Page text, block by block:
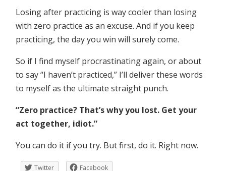
Losing after practicing is way cooler than losing
with zero practice as an excuse. And if you keep
practicing, the day you win will surely come.
So if I find myself procrastinating again, or about
to say “I haven’t practiced,” I’ll deliver these words
to myself as the ultimate straight punch.
“Zero practice? That’s why you lost. Get your
act together, idiot.”
You can do it if you try. But first, do it. Right now.
Twitter Facebook